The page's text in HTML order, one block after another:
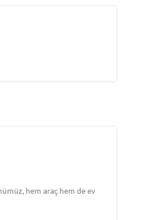
hem araç hem de ev